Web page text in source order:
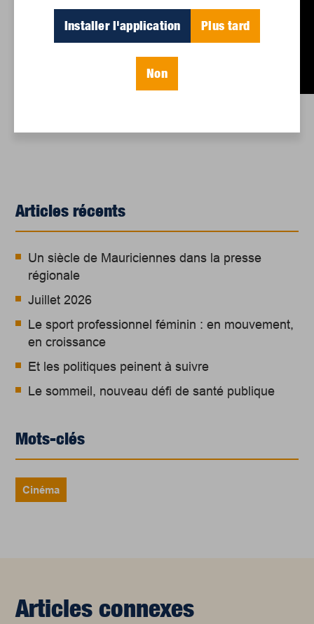
Articles récents
Un siècle de Mauriciennes dans la presse
régionale
Juillet 2026
Le sport professionnel féminin : en mouvement,
en croissance
Et les politiques peinent à suivre
Le sommeil, nouveau défi de santé publique
Mots-clés
Cinéma
Articles connexes
Installer l'application Plus tard
Non